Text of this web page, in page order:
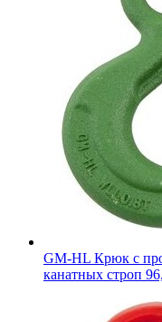
GM-HL Крюк с
канатных строп